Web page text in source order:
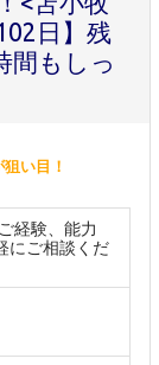
日】残
間もしっ
い目！
経験、能力
にご相談くだ